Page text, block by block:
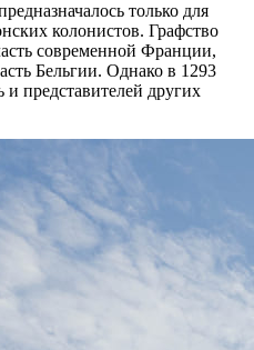
только для
колонистов. Графство
современной Франции,
Бельгии. Однако в 1293
и представителей других